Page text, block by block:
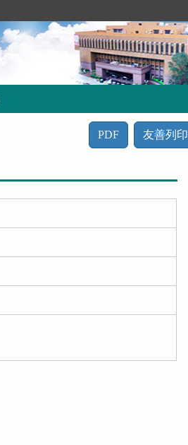
PDF 友善列印